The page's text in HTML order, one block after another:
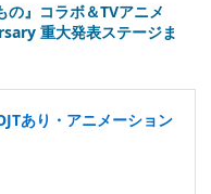
の』コラボ＆TVアニメ
重大発表ステージま
あり・アニメーション